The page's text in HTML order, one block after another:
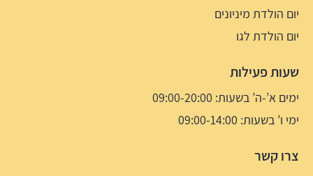
יום הולדת מיניונים
יום הולדת לגו
שעות פעילות
ימים א’-ה’ בשעות: 09:00-20:00
ימי ו’ בשעות: 09:00-14:00
צרו קשר